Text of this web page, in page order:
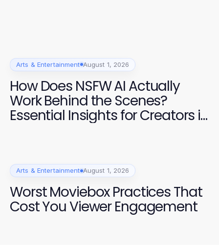
Arts & Entertainment August 1, 2026
How Does NSFW AI Actually
Work Behind the Scenes?
Essential Insights for Creators in
Arts & Entertainment August 1, 2026
Worst Moviebox Practices That
Cost You Viewer Engagement